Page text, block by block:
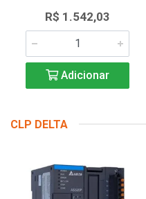
R$ 1.542,03
Adicionar
CLP DELTA